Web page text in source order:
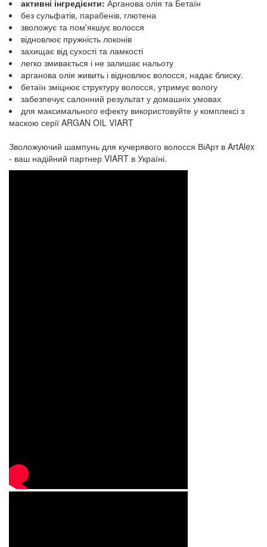
активні інгредієнти: Арганова олія та Бетаїн
без сульфатів, парабенів, глютена
зволожує та пом'якшує волосся
відновлює пружність локонів
захищає від сухості та ламкості
легко змивається і не залишає нальоту
арганова олія живить і відновлює волосся, надає блиску.
бетаїн зміцнює структуру волосся, утримує вологу
забезпечує салонний результат у домашніх умовах
для максимального ефекту використовуйте у комплексі з
маскою серії ARGAN OIL VIART
Зволожуючий шампунь для кучерявого волосся ВіАрт в ArtAlex
- ваш надійний партнер VIART в Україні.